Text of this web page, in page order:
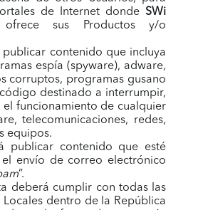
de Internet donde SWi
sus Productos y/o
publicar contenido que incluya
espía (spyware), adware,
corruptos, programas gusano
destinado a interrumpir,
funcionamiento de cualquier
telecomunicaciones, redes,
equipos.
publicar contenido que esté
envío de correo electrónico
”.
deberá cumplir con todas las
Locales dentro de la República